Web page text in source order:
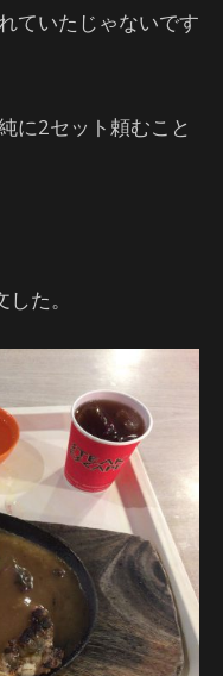
ていたじゃないです
に2セット頼むこと
た。